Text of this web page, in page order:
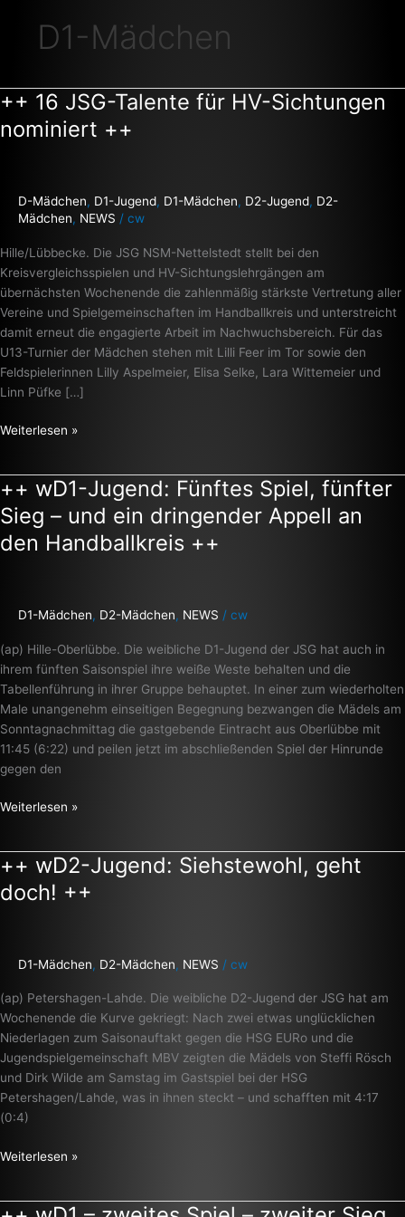
D1-Mädchen
++ 16 JSG-Talente für HV-Sichtungen
nominiert ++
D-Mädchen, D1-Jugend, D1-Mädchen, D2-Jugend, D2-
Mädchen, NEWS / cw
Hille/Lübbecke. Die JSG NSM-Nettelstedt stellt bei den
Kreisvergleichsspielen und HV-Sichtungslehrgängen am
übernächsten Wochenende die zahlenmäßig stärkste Vertretung aller
Vereine und Spielgemeinschaften im Handballkreis und unterstreicht
damit erneut die engagierte Arbeit im Nachwuchsbereich. Für das
U13-Turnier der Mädchen stehen mit Lilli Feer im Tor sowie den
Feldspielerinnen Lilly Aspelmeier, Elisa Selke, Lara Wittemeier und
Linn Püfke […]
++
JSG-
HV-
Sichtungen
++
Weiterlesen »
++ wD1-Jugend: Fünftes Spiel, fünfter
Sieg – und ein dringender Appell an
den Handballkreis ++
D1-Mädchen, D2-Mädchen, NEWS / cw
(ap) Hille-Oberlübbe. Die weibliche D1-Jugend der JSG hat auch in
ihrem fünften Saisonspiel ihre weiße Weste behalten und die
Tabellenführung in ihrer Gruppe behauptet. In einer zum wiederholten
Male unangenehm einseitigen Begegnung bezwangen die Mädels am
Sonntagnachmittag die gastgebende Eintracht aus Oberlübbe mit
11:45 (6:22) und peilen jetzt im abschließenden Spiel der Hinrunde
gegen den
++
wD1-
Jugend:
Fünftes
und
ein
dringender
Appell
an
den
Handballkreis
Weiterlesen »
++ wD2-Jugend: Siehstewohl, geht
doch! ++
D1-Mädchen, D2-Mädchen, NEWS / cw
(ap) Petershagen-Lahde. Die weibliche D2-Jugend der JSG hat am
Wochenende die Kurve gekriegt: Nach zwei etwas unglücklichen
Niederlagen zum Saisonauftakt gegen die HSG EURo und die
Jugendspielgemeinschaft MBV zeigten die Mädels von Steffi Rösch
und Dirk Wilde am Samstag im Gastspiel bei der HSG
Petershagen/Lahde, was in ihnen steckt – und schafften mit 4:17
(0:4)
++
wD2-
Jugend:
doch!
Weiterlesen »
++